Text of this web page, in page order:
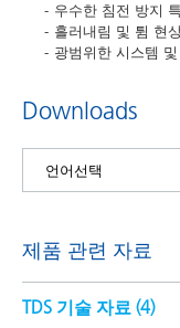
우수한 침전 방지
흘러내림 및 튐 현
광범위한 시스템
Downloads
제품 관련 자료
TDS 기술 자료 (4)